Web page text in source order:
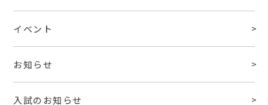
イベント
お知らせ
入試のお知らせ